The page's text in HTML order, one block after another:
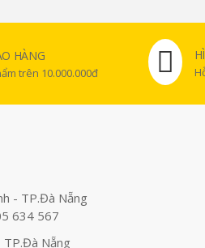
HÀNG
trên 10.000.000đ
- TP.Đà Nẵng
634 567
TP.Đà Nẵng